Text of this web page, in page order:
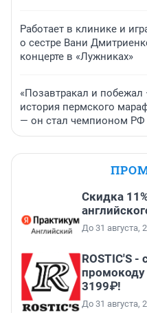
Работает в клинике и
о сестре Вани
концерте в «Лужниках»
«Позавтракал и
история пермского
— он стал чемпионом РФ
Скидка
До 31 августа,
ROSTIC'S -
промокоду
3199₽!
До 31 августа,